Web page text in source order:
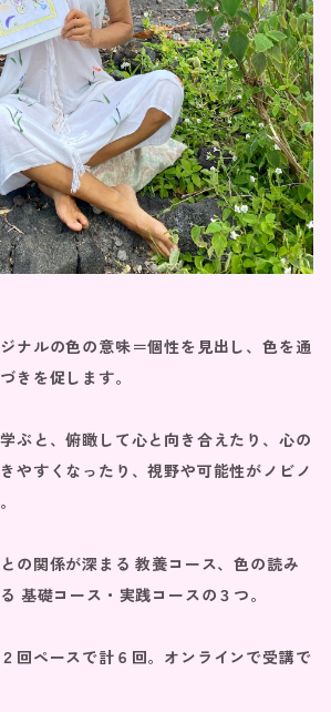
ナルの色の意味＝個性を見出し、色を通
きを促します。
ぶと、俯瞰して心と向き合えたり、心の
やすくなったり、視野や可能性がノビノ
の関係が深まる 教養コース、色の読み
基礎コース・実践コースの３つ。
回ペースで計６回。オンラインで受講で